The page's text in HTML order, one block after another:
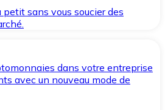
sans vous soucier des
dans votre entreprise
avec un nouveau mode de